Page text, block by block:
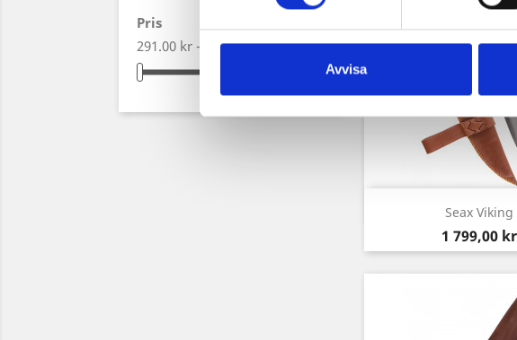
Avvisa
Pris
291.00 kr - 2,999.00 kr
Seax Viking
Pris
1 799,00 kr
Snabbvy